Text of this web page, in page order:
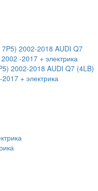
2002-2018 AUDI Q7 (4LB)
+ электрика